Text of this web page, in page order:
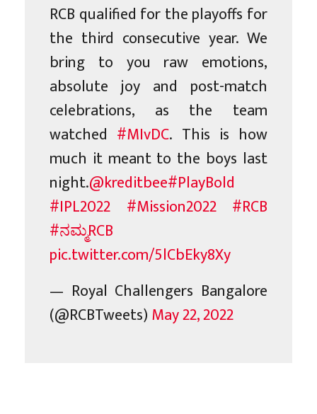
RCB qualified for the playoffs for
the third consecutive year. We
bring to you raw emotions,
absolute joy and post-match
celebrations, as the team
watched #MIvDC. This is how
much it meant to the boys last
night.@kreditbee#PlayBold
#IPL2022
#Mission2022
#RCB
#ನಮ್ಮRCB
pic.twitter.com/5lCbEky8Xy
— Royal Challengers Bangalore
(@RCBTweets)May 22, 2022